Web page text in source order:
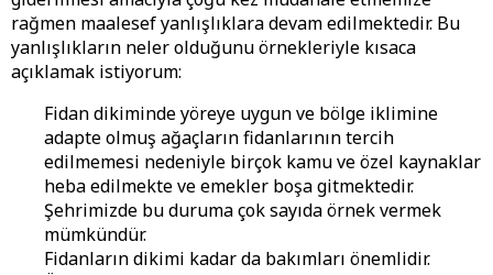
rağmen maalesef yanlışlıklara devam edilmektedir. Bu
yanlışlıkların neler olduğunu örnekleriyle kısaca
açıklamak istiyorum:
Fidan dikiminde yöreye uygun ve bölge iklimine
adapte olmuş ağaçların fidanlarının tercih
edilmemesi nedeniyle birçok kamu ve özel kaynaklar
heba edilmekte ve emekler boşa gitmektedir.
Şehrimizde bu duruma çok sayıda örnek vermek
mümkündür.
Fidanların dikimi kadar da bakımları önemlidir.